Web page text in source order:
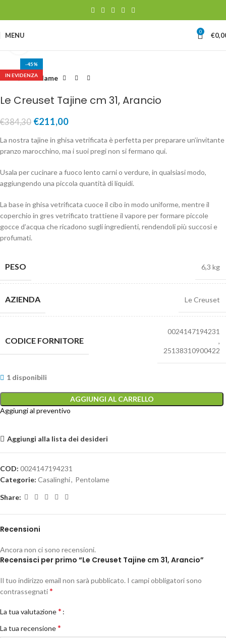
MENU 0 €
-45%
IN EVIDENZA
Home Pentolame
Le Creuset Tajine cm 31, Arancio
€384,30 €211,00
La nostra tajine in ghisa vetrificata è perfetta per preparare un’invitante
pranzo marocchino, ma i suoi pregi non si fermano qui.
Usala per cucinare a fuoco lento carni o verdure, in qualsiasi modo,
aggiungendo una piccola quantità di liquidi.
La base in ghisa vetrificata cuoce il cibo in modo uniforme, mentre il
coperchio in gres vetrificato trattiene il vapore per formare piccole
gocce d’acqua che ricadono sugli ingredienti, rendendoli più succosi e
profumati.
PESO 6,3 kg
AZIENDA Le Creuset
CODICE FORNITORE
0024147194231
,
25138310900422
1 disponibili
AGGIUNGI AL CARRELLO
Aggiungi al preventivo
Aggiungi alla lista dei desideri
COD: 0024147194231
Categorie: Casalinghi, Pentolame
Share:
Recensioni
Ancora non ci sono recensioni.
Recensisci per primo “Le Creuset Tajine cm 31, Arancio”
Il tuo indirizzo email non sarà pubblicato. I campi obbligatori sono
contrassegnati*
La tua valutazione*
La tua recensione*